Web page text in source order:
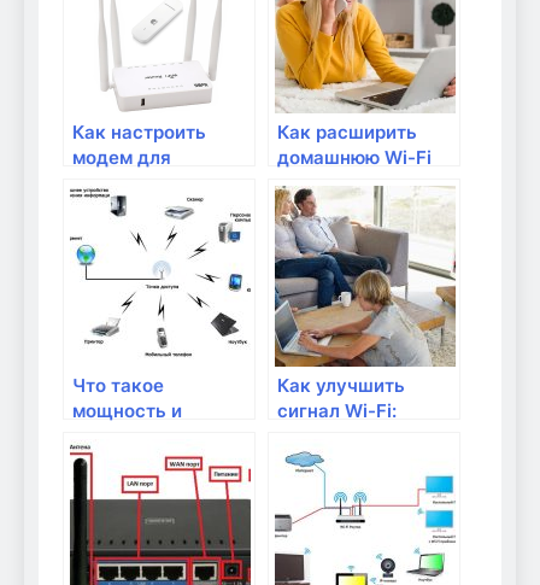
Как настроить
модем для
подключения по
Ethernet?
Как расширить
домашнюю Wi-Fi
сеть с помощью
репитера?
Что такое
мощность и
Wi-Fi и как их
усилить
Как улучшить
сигнал Wi-Fi: